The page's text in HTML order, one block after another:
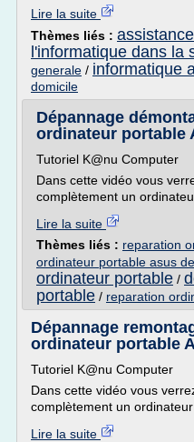
Lire la suite
Thèmes liés :
l'informatique dans la
generale / informatique
domicile
Dépannage
ordinateur portable
Tutoriel K@nu Computer
Dans cette vidéo vous
complètement un
Lire la suite
Thèmes liés : reparation
ordinateur portable asus
ordinateur portable /
portable / reparation
Dépannage
ordinateur portable
Tutoriel K@nu Computer
Dans cette vidéo vous
complètement un
Lire la suite